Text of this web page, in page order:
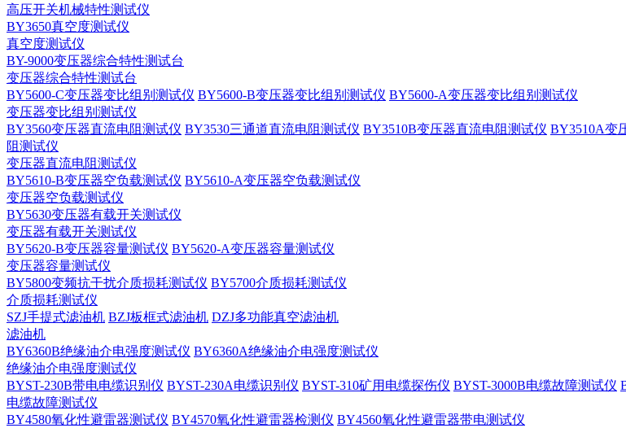
高压开关机械特性测试仪
BY3650真空度测试仪
真空度测试仪
BY-9000变压器综合特性测试台
变压器综合特性测试台
BY5600-C变压器变比组别测试仪 BY5600-B变压器变比组别测试仪 BY5600-A变压器变比组别测试仪
变压器变比组别测试仪
BY3560变压器直流电阻测试仪 BY3530三通道直流电阻测试仪 BY3510B变压器直流电阻测试仪 BY3510A变
阻测试仪
变压器直流电阻测试仪
BY5610-B变压器空负载测试仪 BY5610-A变压器空负载测试仪
变压器空负载测试仪
BY5630变压器有载开关测试仪
变压器有载开关测试仪
BY5620-B变压器容量测试仪 BY5620-A变压器容量测试仪
变压器容量测试仪
BY5800变频抗干扰介质损耗测试仪 BY5700介质损耗测试仪
介质损耗测试仪
SZJ手提式滤油机 BZJ板框式滤油机 DZJ多功能真空滤油机
滤油机
BY6360B绝缘油介电强度测试仪 BY6360A绝缘油介电强度测试仪
绝缘油介电强度测试仪
BYST-230B带电电缆识别仪 BYST-230A电缆识别仪 BYST-310矿用电缆探伤仪 BYST-3000B电缆故障测试仪
电缆故障测试仪
BY4580氧化性避雷器测试仪 BY4570氧化性避雷器检测仪 BY4560氧化性避雷器带电测试仪